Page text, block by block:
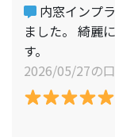
内窓インプ
ました。 綺麗
す。
2026/05/27の